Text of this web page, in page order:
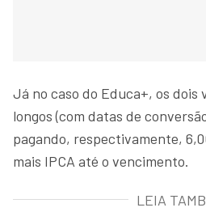
Já no caso do Educa+, os dois
longos (com datas de
pagando, respectivamente,
mais IPCA até o vencimento.
LEIA